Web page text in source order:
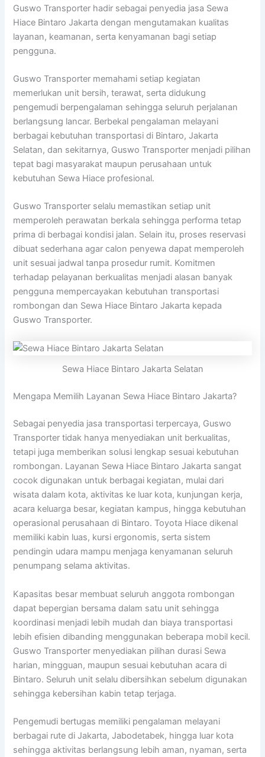
Guswo Transporter hadir sebagai penyedia jasa Sewa
Hiace Bintaro Jakarta dengan mengutamakan kualitas
layanan, keamanan, serta kenyamanan bagi setiap
pengguna.
Guswo Transporter memahami setiap kegiatan
memerlukan unit bersih, terawat, serta didukung
pengemudi berpengalaman sehingga seluruh perjalanan
berlangsung lancar. Berbekal pengalaman melayani
berbagai kebutuhan transportasi di Bintaro, Jakarta
Selatan, dan sekitarnya, Guswo Transporter menjadi pilihan
tepat bagi masyarakat maupun perusahaan untuk
kebutuhan Sewa Hiace profesional.
Guswo Transporter selalu memastikan setiap unit
memperoleh perawatan berkala sehingga performa tetap
prima di berbagai kondisi jalan. Selain itu, proses reservasi
dibuat sederhana agar calon penyewa dapat memperoleh
unit sesuai jadwal tanpa prosedur rumit. Komitmen
terhadap pelayanan berkualitas menjadi alasan banyak
pengguna mempercayakan kebutuhan transportasi
rombongan dan Sewa Hiace Bintaro Jakarta kepada
Guswo Transporter.
Sewa Hiace Bintaro Jakarta Selatan
Mengapa Memilih Layanan Sewa Hiace Bintaro Jakarta?
Sebagai penyedia jasa transportasi terpercaya, Guswo
Transporter tidak hanya menyediakan unit berkualitas,
tetapi juga memberikan solusi lengkap sesuai kebutuhan
rombongan. Layanan Sewa Hiace Bintaro Jakarta sangat
cocok digunakan untuk berbagai kegiatan, mulai dari
wisata dalam kota, aktivitas ke luar kota, kunjungan kerja,
acara keluarga besar, kegiatan kampus, hingga kebutuhan
operasional perusahaan di Bintaro. Toyota Hiace dikenal
memiliki kabin luas, kursi ergonomis, serta sistem
pendingin udara mampu menjaga kenyamanan seluruh
penumpang selama aktivitas.
Kapasitas besar membuat seluruh anggota rombongan
dapat bepergian bersama dalam satu unit sehingga
koordinasi menjadi lebih mudah dan biaya transportasi
lebih efisien dibanding menggunakan beberapa mobil kecil.
Guswo Transporter menyediakan pilihan durasi Sewa
harian, mingguan, maupun sesuai kebutuhan acara di
Bintaro. Seluruh unit selalu dibersihkan sebelum digunakan
sehingga kebersihan kabin tetap terjaga.
Pengemudi bertugas memiliki pengalaman melayani
berbagai rute di Jakarta, Jabodetabek, hingga luar kota
sehingga aktivitas berlangsung lebih aman, nyaman, serta